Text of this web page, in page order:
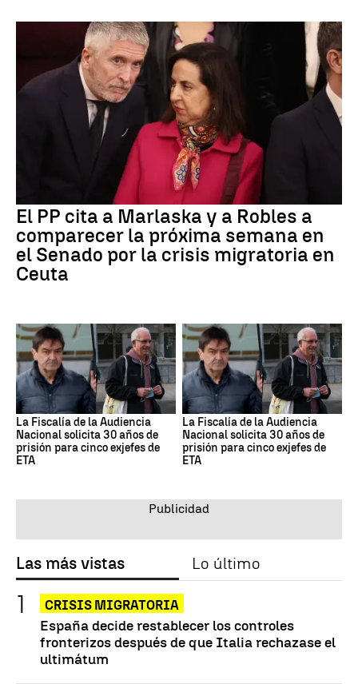
El PP cita a Marlaska y a Robles a
comparecer la próxima semana en
el Senado por la crisis migratoria en
Ceuta
La Fiscalía de la Audiencia
Nacional solicita 30 años de
prisión para cinco exjefes de
ETA
La Fiscalía de la Audiencia
Nacional solicita 30 años de
prisión para cinco exjefes de
ETA
Las más vistas Lo último
CRISIS MIGRATORIA
España decide restablecer los controles
fronterizos después de que Italia rechazase el
ultimátum